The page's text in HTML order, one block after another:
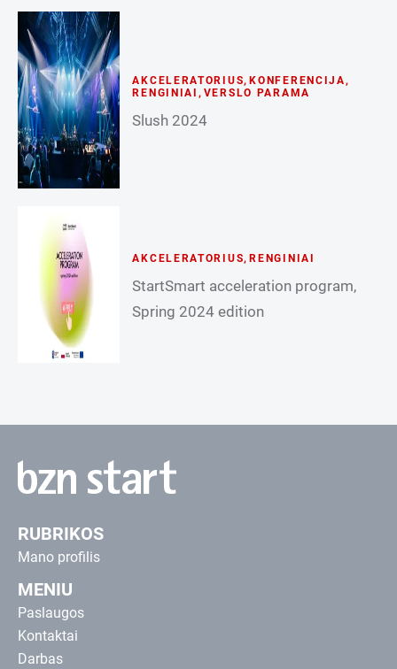
AKCELERATORIUS, KONFERENCIJA,
RENGINIAI , VERSLO PARAMA
Slush 2024
AKCELERATORIUS, RENGINIAI
StartSmart acceleration program,
Spring 2024 edition
RUBRIKOS
Mano profilis
MENIU
Paslaugos
Kontaktai
Darbas